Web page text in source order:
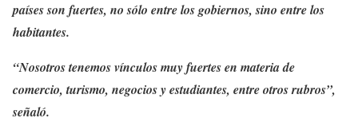
países son fuertes, no sólo entre los gobiernos, sino entre los
habitantes.
“Nosotros tenemos vínculos muy fuertes en materia de
comercio, turismo, negocios y estudiantes, entre otros rubros”,
señaló.